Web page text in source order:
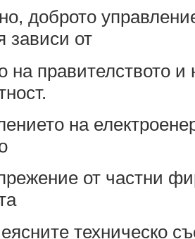
доброто
зависи от
на правителството и
на
от частни
техническо